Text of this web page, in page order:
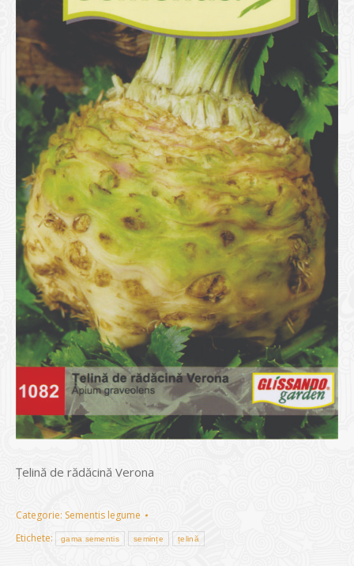
Ţelină de rădăcină Verona
Categorie: Sementis legume
Etichete:
gama sementis semințe țelină